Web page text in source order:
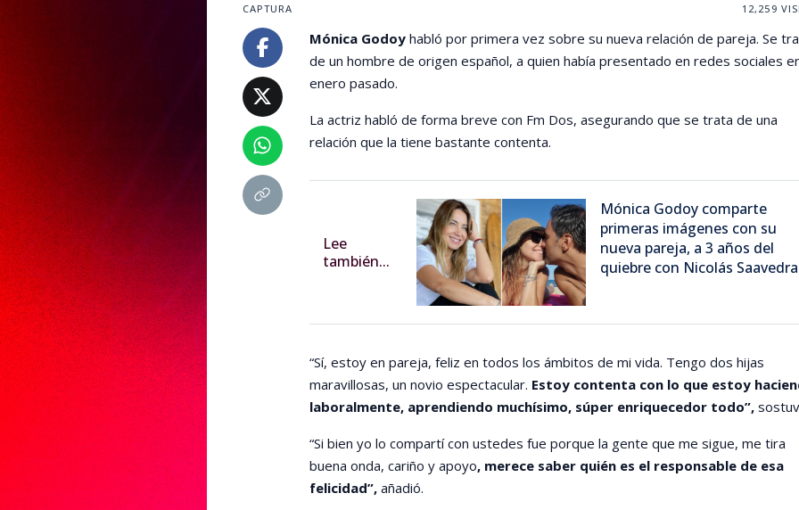
CAPTURA 12,259
Mónica Godoyhabló por primera vez sobre su nueva relación de pareja. Se
de un hombre de origen español, a quien había presentado en redes sociales
enero pasado.
La actriz habló de forma breve con Fm Dos, asegurando que se trata de una
relación que la tiene bastante contenta.
Lee
también...
Mónica Godoy comparte
primeras imágenes con su
nueva pareja, a 3 años del
quiebre con Nicolás Saavedra
“Sí, estoy en pareja, feliz en todos los ámbitos de mi vida. Tengo dos hijas
maravillosas, un novio espectacular. Estoy contenta con lo que estoy
laboralmente, aprendiendo muchísimo, súper enriquecedor todo”,
“Si bien yo lo compartí con ustedes fue porque la gente que me sigue, me tira
buena onda, cariño y apoyo, merece saber quién es el responsable de esa
felicidad”,añadió.